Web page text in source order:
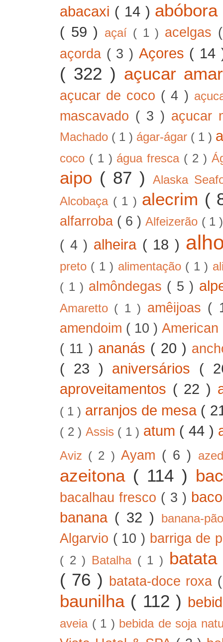
abacaxi ( 14 )
( 59 ) açaí ( 1 ) acelgas
açorda ( 3 ) Açores (
( 322 ) açucar
açucar de coco ( 4 )
mascavado ( 3 ) açucar
Machado ( 1 ) ágar-ágar ( 1 )
coco ( 1 ) água fresca ( 2 )
aipo ( 87 )
Alaska
Alcobaça ( 1 ) alecrim (
alfarroba ( 6 )Alfeizerão ( 1
( 4 ) alheira ( 18 )
preto ( 1 ) alimentação ( 1 )
( 1 ) almôndegas ( 5 )
Amaretto ( 1 ) amêijoas (
amendoim ( 10 )
( 11 ) ananás ( 20 )
( 23 ) aniversários (
aproveitamentos ( 22 )
( 1 ) arranjos de mesa (
( 2 ) Assis ( 1 ) atum ( 44 )
Aviz ( 2 ) Ayam ( 6 )
azeitona ( 114 )
bacalhau fresco ( 3 )
banana ( 32 ) banana-
Algarvio ( 10 ) barriga de
( 2 ) Batalha ( 1 )
( 76 ) batata-doce roxa
baunilha ( 112 )
aveia ( 1 ) bebida de soja